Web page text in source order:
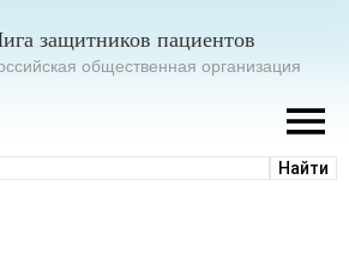
защитников пациентов
общественная организация